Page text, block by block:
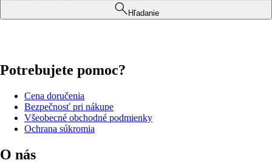
Hľadanie
Potrebujete pomoc?
Cena doručenia
Bezpečnosť pri nákupe
Všeobecné obchodné podmienky
Ochrana súkromia
O nás